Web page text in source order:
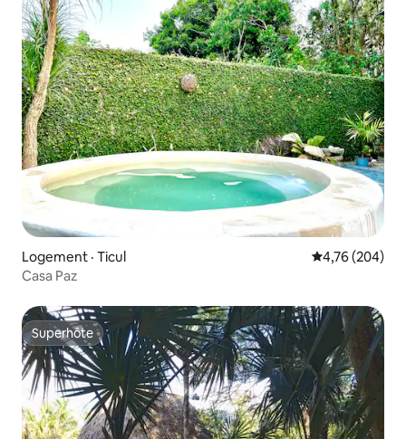
Logement · Ticul Note
4,76 (204)
Casa Paz
Superhôte
Superhôte